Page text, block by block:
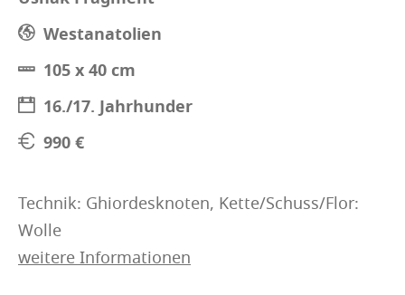
Westanatolien
105 x 40 cm
16./17. Jahrhunder
990 €
Technik: Ghiordesknoten, Kette/Schuss/Flor:
Wolle
weitere Informationen